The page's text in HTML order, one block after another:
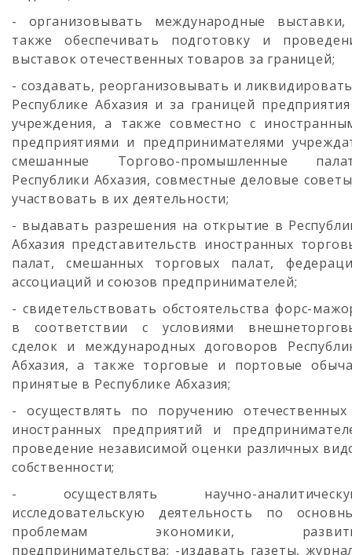
- организовывать международные
также обеспечивать подготовку и
выставок отечественных товаров за границей;
- создавать, реорганизовывать и
Республике Абхазия и за границей
учреждения, а также совместно с
предприятиями и предпринимателями
смешанные Торгово-промышленные
Республики Абхазия, совместные деловые
участвовать в их деятельности;
- выдавать разрешения на открытие в
Абхазия представительств иностранных
палат, смешанных торговых палат,
ассоциаций и союзов предпринимателей;
- свидетельствовать обстоятельства форс-
в соответствии с условиями
сделок и международных договоров
Абхазия, а также торговые и портовые
принятые в Республике Абхазия;
- осуществлять по поручению
иностранных предприятий и
проведение независимой оценки различных
собственности;
- осуществлять научно-
исследовательскую деятельность по
проблемам экономики,
предпринимательства; -издавать газеты,